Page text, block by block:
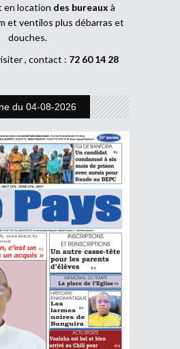
en location des bureaux à
et ventilos plus débarras et
douches.
, contact : 72 60 14 28
du 04-08-2026